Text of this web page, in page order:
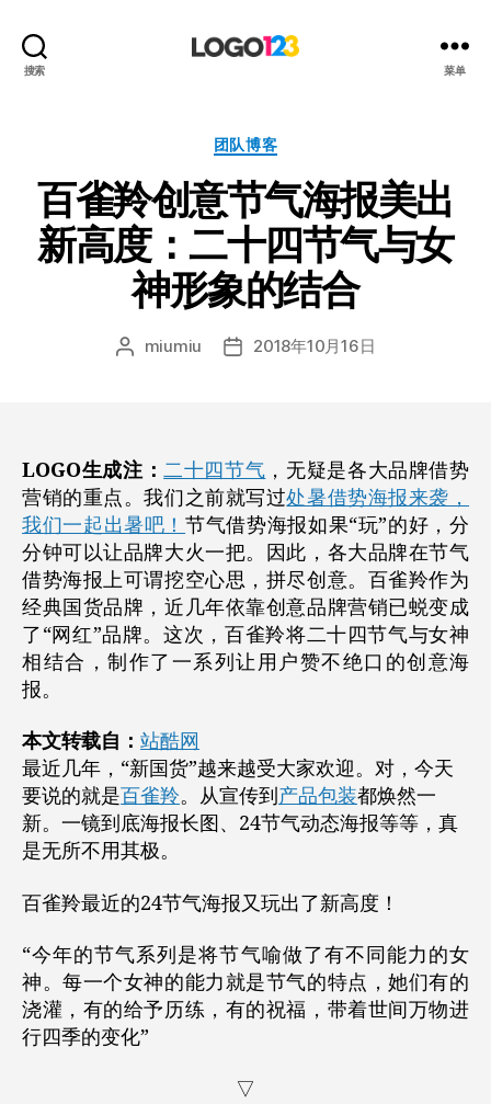
搜索
设
计
博
客
菜单
分
团队博客
百雀羚创意节气海报美出
新高度：二十四节气与女
神形象的结合
文 miumiu
发 2018年10月16日
LOGO生成注：二十四节气 ，无疑是各大品牌借势
营销的重点。我们之前就写过处暑借势海报来袭，
我们一起出暑吧！节气借势海报如果“玩”的好，分
分钟可以让品牌大火一把。因此，各大品牌在节气
借势海报上可谓挖空心思，拼尽创意。百雀羚作为
经典国货品牌，近几年依靠创意品牌营销已蜕变成
了“网红”品牌。这次，百雀羚将二十四节气与女神
相结合，制作了一系列让用户赞不绝口的创意海
报。
本文转载自： 站酷网
最近几年，“新国货”越来越受大家欢迎。对，今天
要说的就是百雀羚。从宣传到产品包装都焕然一
新。一镜到底海报长图、24节气动态海报等等，真
是无所不用其极。
百雀羚最近的24节气海报又玩出了新高度！
“今年的节气系列是将节气喻做了有不同能力的女
神。每一个女神的能力就是节气的特点，她们有的
浇灌，有的给予历练，有的祝福，带着世间万物进
行四季的变化”
▽